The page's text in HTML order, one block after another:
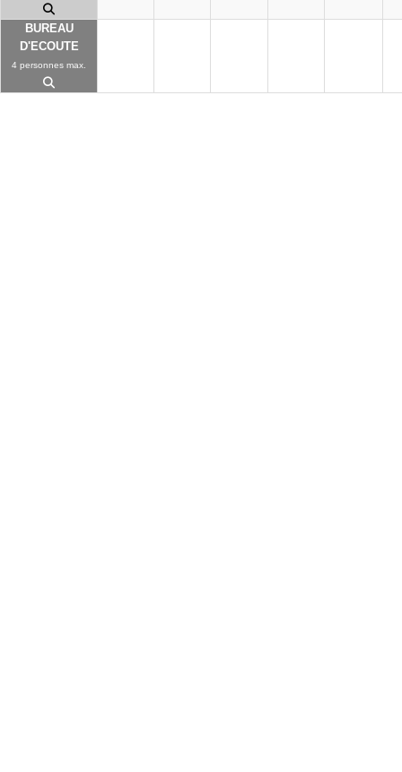
BUREAU
D'ECOUTE
4 personnes max.